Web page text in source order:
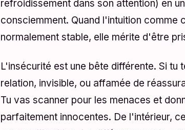
refroidissement dans son attention) en
consciemment. Quand l'intuition comme
normalement stable, elle mérite d'être
L'insécurité est une bête différente. Si tu
relation, invisible, ou affamée de
Tu vas scanner pour les menaces et
parfaitement innocentes. De l'intérieur,